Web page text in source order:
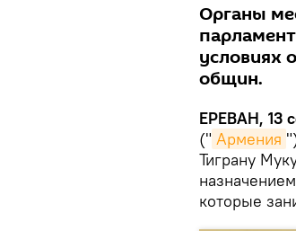
Органы
условиях
общин.
ЕРЕВАН, 13
(" Армения
Тиграну
которые